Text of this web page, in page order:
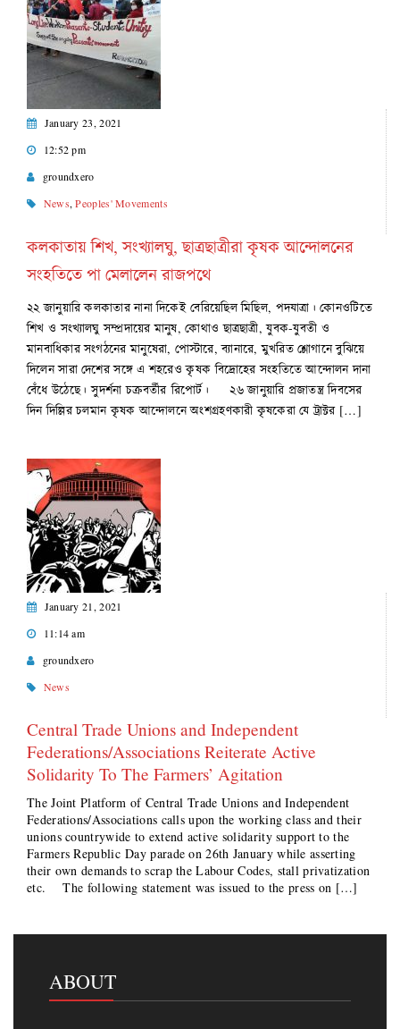
January 23, 2021
12:52 pm
groundxero
News,Peoples' Movements
কলকাতায় শিখ, সংখ্যালঘু, ছাত্রছাত্রীরা কৃষক আন্দোলনের
সংহতিতে পা মেলালেন রাজপথে
২২ জানুয়ারি কলকাতার নানা দিকেই বেরিয়েছিল মিছিল, পদযাত্রা। কোনওটিতে
শিখ ও সংখ্যালঘু সম্প্রদায়ের মানুষ, কোথাও ছাত্রছাত্রী, যুবক-যুবতী ও
মানবাধিকার সংগঠনের মানুষেরা, পোস্টারে, ব্যানারে, মুখরিত শ্লোগানে বুঝিয়ে
দিলেন সারা দেশের সঙ্গে এ শহরেও কৃষক বিদ্রোহের সংহতিতে আন্দোলন দানা
বেঁধে উঠেছে। সুদর্শনা চক্রবর্তীর রিপোর্ট। ২৬ জানুয়ারি প্রজাতন্ত্র দিবসের
দিন দিল্লির চলমান কৃষক আন্দোলনে অংশগ্রহণকারী কৃষকেরা যে ট্রাক্টর […]
January 21, 2021
11:14 am
groundxero
News
Central Trade Unions and Independent
Federations/Associations Reiterate Active
Solidarity To The Farmers’ Agitation
The Joint Platform of Central Trade Unions and Independent
Federations/Associations calls upon the working class and their
unions countrywide to extend active solidarity support to the
Farmers Republic Day parade on 26th January while asserting
their own demands to scrap the Labour Codes, stall privatization
etc. The following statement was issued to the press on […]
ABOUT